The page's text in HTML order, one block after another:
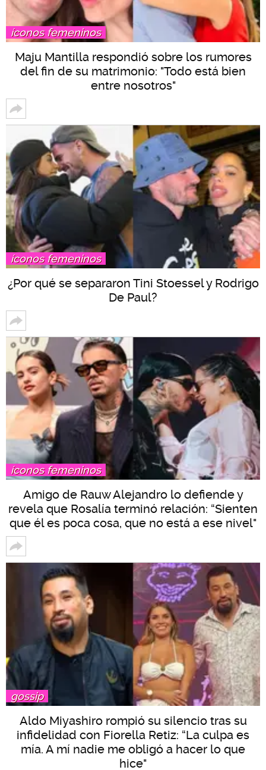
íconos femeninos
Maju Mantilla respondió sobre los rumores
del fin de su matrimonio: "Todo está bien
entre nosotros"
íconos femeninos
¿Por qué se separaron Tini Stoessel y Rodrigo
De Paul?
íconos femeninos
Amigo de Rauw Alejandro lo defiende y
revela que Rosalía terminó relación: “Sienten
que él es poca cosa, que no está a ese nivel"
gossip
Aldo Miyashiro rompió su silencio tras su
infidelidad con Fiorella Retiz: “La culpa es
mía. A mí nadie me obligó a hacer lo que
hice"